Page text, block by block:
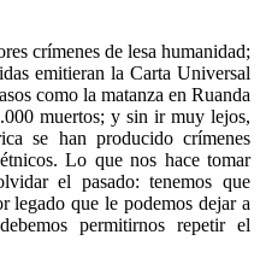
crímenes de lesa humanidad;
emitieran la Carta Universal
como la matanza en Ruanda
muertos; y sin ir muy lejos,
se han producido crímenes
Lo que nos hace tomar
el pasado: tenemos que
legado que le podemos dejar a
permitirnos repetir el